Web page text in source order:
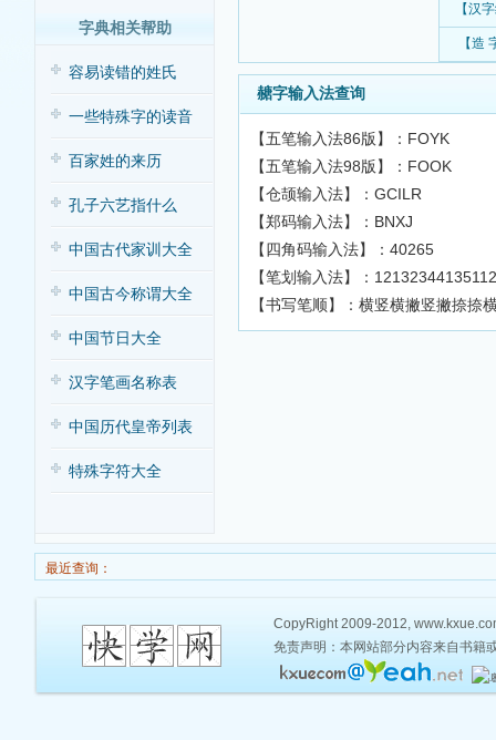
字典相关帮助
容易读错的姓氏
一些特殊字的读音
百家姓的来历
孔子六艺指什么
中国古代家训大全
中国古今称谓大全
中国节日大全
汉字笔画名称表
中国历代皇帝列表
特殊字符大全
【汉
【造
赯字输入法查询
【五笔输入法86版】：FOYK
【五笔输入法98版】：FOOK
【仓颉输入法】：GCILR
【郑码输入法】：BNXJ
【四角码输入法】：40265
【笔划输入法】：
【书写笔顺】：横竖横撇竖撇捺捺
最近查询：
CopyRight 2009-2012,
免责声明：本网站部分内容来自书籍